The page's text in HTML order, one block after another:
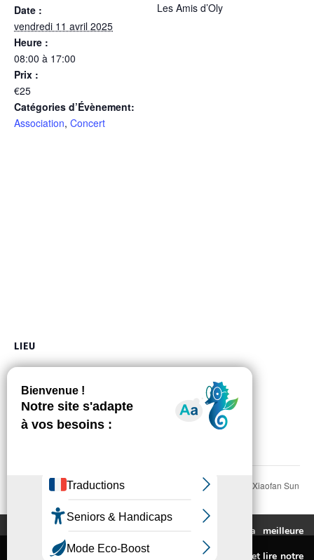
Date :
vendredi 11 avril 2025
Heure :
08:00 à 17:00
Prix :
€25
Catégories d’Évènement:
Association, Concert
Les Amis d’Oly
LIEU
salle de la Durante
1, chemin du Moulin Armand
Auzeville-Tolosane, 31320
+ Google Map
Téléphone
Un certain regard sur
Atelier de calligraphie chinoise de Xiaofan Sun
Mentions légales
Ce site utilise des cookies pour vous fournir la meilleure
expérience de navigation possible.
Pour connaitre les cookies utilisés ou les désactiver et lire notre